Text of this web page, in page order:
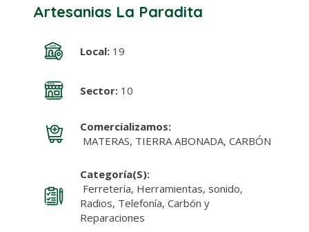
Artesanias La Paradita
Local:19
Sector:10
Comercializamos:
MATERAS, TIERRA ABONADA, CARBÓN
Categoría(s):
Ferretería, Herramientas, sonido,
Radios, Telefonía, Carbón y
Reparaciones